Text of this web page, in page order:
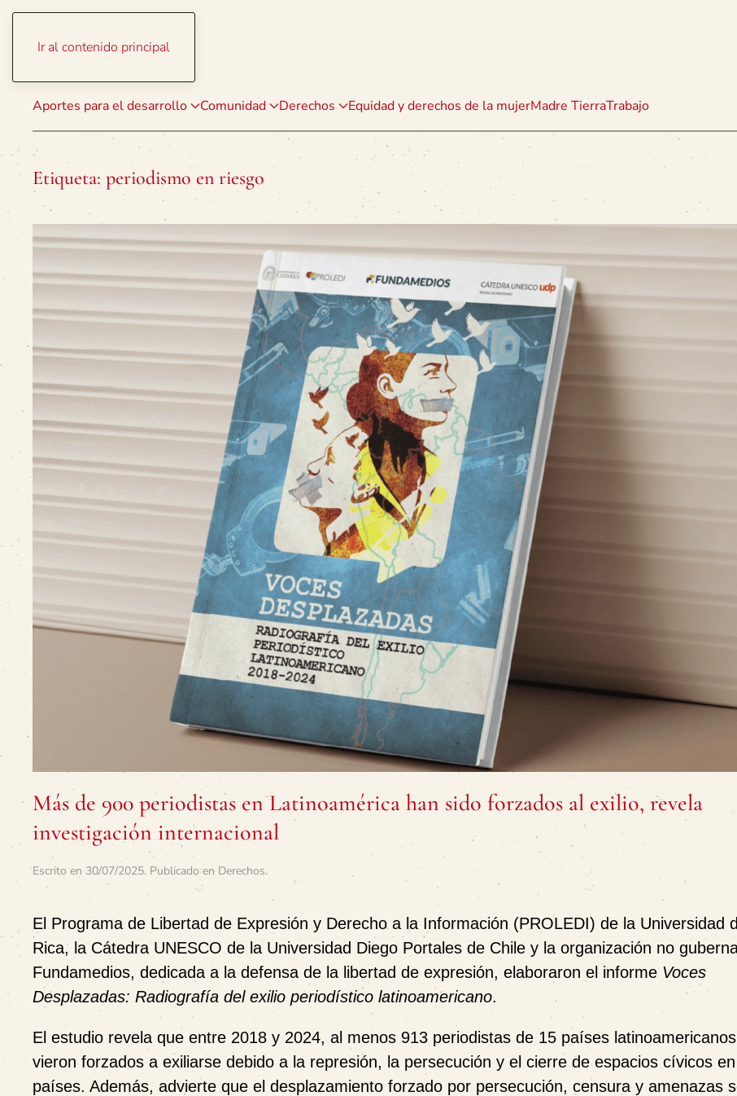
Ir al contenido principal
Aportes para el desarrollo Comunidad Derechos Equidad y derechos de la mujerMadre TierraTrabajo
Etiqueta: periodismo en riesgo
Más de 900 periodistas en Latinoamérica han sido forzados al exilio, revela
investigación internacional
Escrito en 30/07/2025. Publicado en Derechos.
El Programa de Libertad de Expresión y Derecho a la Información (PROLEDI) de la Universidad
Rica, la Cátedra UNESCO de la Universidad Diego Portales de Chile y la organización no
Fundamedios, dedicada a la defensa de la libertad de expresión, elaboraron el informe Voces
Desplazadas: Radiografía del exilio periodístico latinoamericano.
El estudio revela que entre 2018 y 2024, al menos 913 periodistas de 15 países
vieron forzados a exiliarse debido a la represión, la persecución y el cierre de espacios cívicos
países. Además, advierte que el desplazamiento forzado por persecución, censura y amenazas